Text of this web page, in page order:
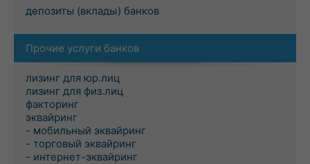
депозиты (вклады) банков
Прочие услуги банков
лизинг для юр.лиц
лизинг для физ.лиц
факторинг
эквайринг
- мобильный эквайринг
- торговый эквайринг
- интернет-эквайринг